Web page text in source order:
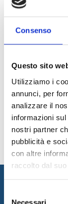
Consenso
Questo sito
Utilizziamo i
annunci, per
analizzare il
informazioni
nostri partner
pubblicità e
con altre
raccolto dal
Lo studio,
consumatori
ammonterà a
con più di 9
113